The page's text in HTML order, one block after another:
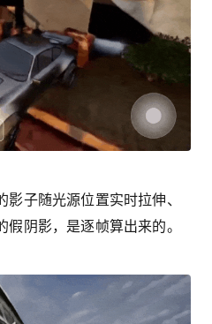
子随光源位置实时拉伸、
阴影，是逐帧算出来的。